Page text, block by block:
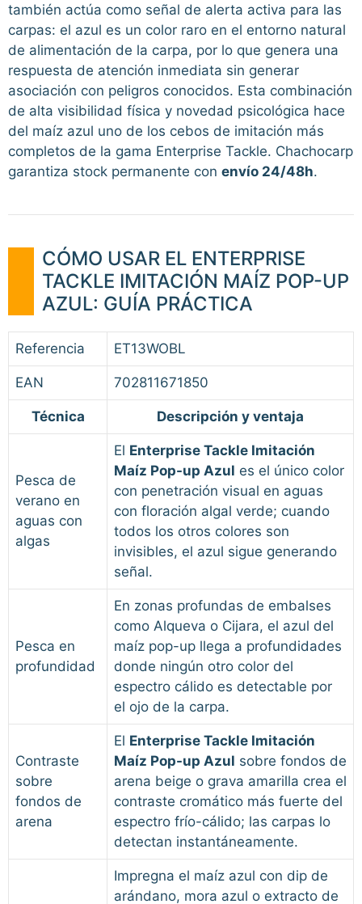
también actúa como señal de alerta activa para las
carpas: el azul es un color raro en el entorno natural
de alimentación de la carpa, por lo que genera una
respuesta de atención inmediata sin generar
asociación con peligros conocidos. Esta combinación
de alta visibilidad física y novedad psicológica hace
del maíz azul uno de los cebos de imitación más
completos de la gama Enterprise Tackle. Chachocarp
garantiza stock permanente con envío 24/48h.
CÓMO USAR EL ENTERPRISE
TACKLE IMITACIÓN MAÍZ POP-UP
AZUL: GUÍA PRÁCTICA
Referencia ET13WOBL
EAN 702811671850
Técnica Descripción y ventaja
Pesca de
verano en
aguas con
algas
El Enterprise Tackle Imitación
Maíz Pop-up Azul es el único color
con penetración visual en aguas
con floración algal verde; cuando
todos los otros colores son
invisibles, el azul sigue generando
señal.
Pesca en
profundidad
En zonas profundas de embalses
como Alqueva o Cijara, el azul del
maíz pop-up llega a profundidades
donde ningún otro color del
espectro cálido es detectable por
el ojo de la carpa.
Contraste
sobre
fondos de
arena
El Enterprise Tackle Imitación
Maíz Pop-up Azul sobre fondos de
arena beige o grava amarilla crea el
contraste cromático más fuerte del
espectro frío-cálido; las carpas lo
detectan instantáneamente.
Impregna el maíz azul con dip de
arándano, mora azul o extracto de